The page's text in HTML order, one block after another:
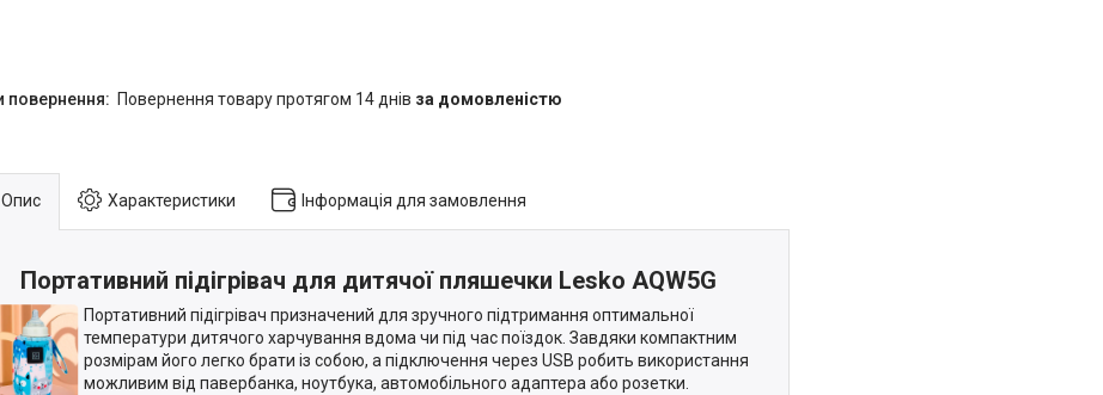
повернення товару протягом 14 днів за домовленістю
Опис Характеристики Інформація для замовлення
Портативний підігрівач для дитячої пляшечки Lesko AQW5G
Портативний підігрівач призначений для зручного підтримання оптимальної
температури дитячого харчування вдома чи під час поїздок. Завдяки компактним
розмірам його легко брати із собою, а підключення через USB робить використання
можливим від павербанка, ноутбука, автомобільного адаптера або розетки.